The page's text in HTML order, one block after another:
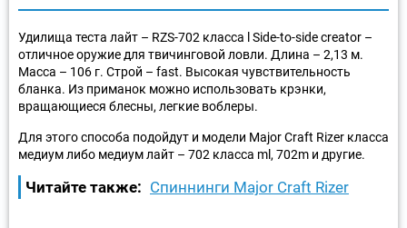
Удилища теста лайт – RZS-702 класса l Side-to-side creator –
отличное оружие для твичинговой ловли. Длина – 2,13 м.
Масса – 106 г. Строй – fast. Высокая чувствительность
бланка. Из приманок можно использовать крэнки,
вращающиеся блесны, легкие воблеры.
Для этого способа подойдут и модели Major Craft Rizer класса
медиум либо медиум лайт – 702 класса ml, 702m и другие.
Читайте также: Спиннинги Major Craft Rizer